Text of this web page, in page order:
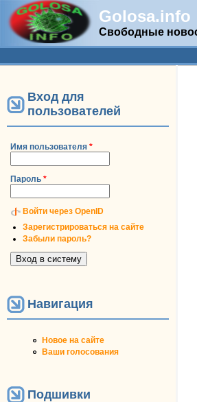
Golosa.info
Свободные
Дополнительное меню
Вход для
пользователей
Имя пользователя *
Пароль *
Войти через OpenID
Зарегистрироваться на сайте
Забыли пароль?
Навигация
Новое на сайте
Ваши голосования
Подшивки